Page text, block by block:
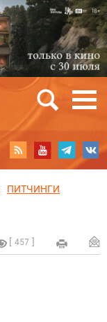
ПИТЧИНГИ
457